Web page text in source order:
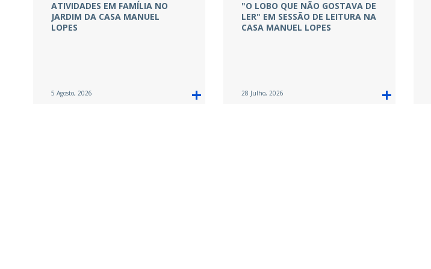
ATIVIDADES EM FAMÍLIA NO
JARDIM DA CASA MANUEL
LOPES
5 Agosto, 2026
"O LOBO QUE NÃO GOSTAVA DE
LER" EM SESSÃO DE LEITURA NA
CASA MANUEL LOPES
28 Julho, 2026